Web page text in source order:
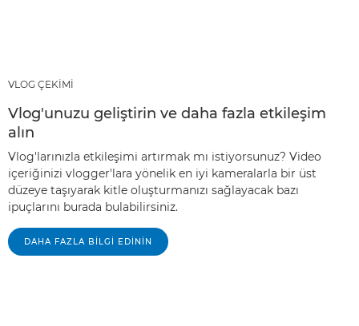
VLOG ÇEKİMİ
Vlog'unuzu geliştirin ve daha fazla etkileşim
alın
Vlog'larınızla etkileşimi artırmak mı istiyorsunuz? Video
içeriğinizi vlogger'lara yönelik en iyi kameralarla bir üst
düzeye taşıyarak kitle oluşturmanızı sağlayacak bazı
ipuçlarını burada bulabilirsiniz.
DAHA FAZLA BILGI EDININ